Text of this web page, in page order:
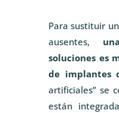
Para sustituir
ausentes,
soluciones es
de implantes
artificiales” se
están